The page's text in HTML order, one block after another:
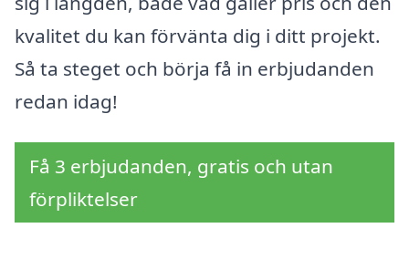
kvalitet du kan förvänta dig i ditt projekt.
Så ta steget och börja få in erbjudanden
redan idag!
Få 3 erbjudanden, gratis och utan
förpliktelser